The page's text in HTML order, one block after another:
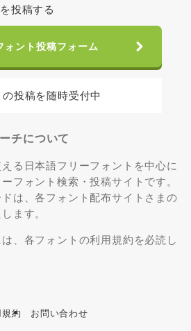
投稿する
ォント投稿フォーム
投稿を随時受付中
チについて
る日本語フリーフォントを中心に
フォント検索・投稿サイトです。
は、各フォント配布サイトさまの
ます。
、各フォントの利用規約を必読し
約 お問い合わせ